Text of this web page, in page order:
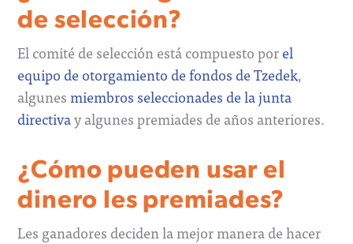
de selección?
El comité de selección está compuesto por el
equipo de otorgamiento de fondos de Tzedek,
algunesmiembros seleccionades de la junta
directivay algunes premiades de años anteriores.
¿Cómo pueden usar el
dinero les premiades?
Les ganadores deciden la mejor manera de hacer